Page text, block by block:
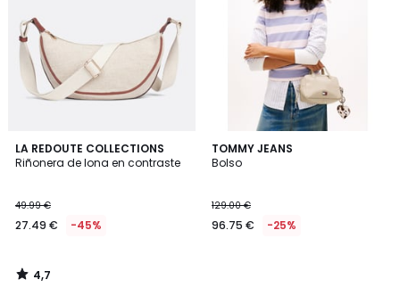
LA REDOUTE COLLECTIONS
Riñonera de lona en contraste
49.99 €
27.49 € -45%
4,7
/ 5
4,7
/
TOMMY JEANS
Bolso
129.00 €
96.75 € -25%